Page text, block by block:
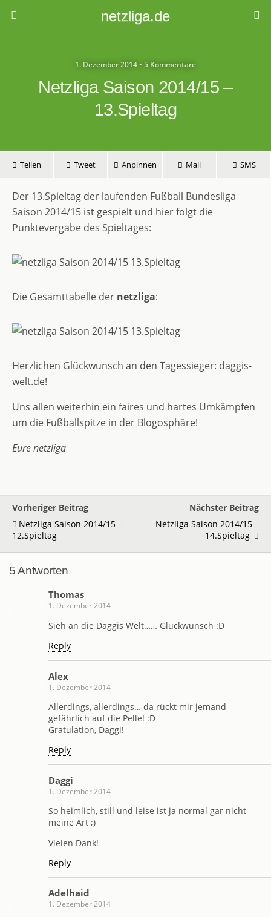
netzliga.de
1. Dezember 2014 • 5 Kommentare
Netzliga Saison 2014/15 –
13.Spieltag
Teilen Tweet Anpinnen Mail SMS
Der 13.Spieltag der laufenden Fußball Bundesliga
Saison 2014/15 ist gespielt und hier folgt die
Punktevergabe des Spieltages:
Die Gesamttabelle der netzliga:
Herzlichen Glückwunsch an den Tagessieger: daggis-
welt.de!
Uns allen weiterhin ein faires und hartes Umkämpfen
um die Fußballspitze in der Blogosphäre!
Eure netzliga
Vorheriger Beitrag
Netzliga Saison 2014/15 –
12.Spieltag
Nächster Beitrag
Netzliga Saison 2014/15 –
14.Spieltag
5 Antworten
Thomas
1. Dezember 2014
Sieh an die Daggis Welt…… Glückwunsch :D
Reply
Alex
1. Dezember 2014
Allerdings, allerdings… da rückt mir jemand
gefährlich auf die Pelle! :D
Gratulation, Daggi!
Reply
Daggi
1. Dezember 2014
So heimlich, still und leise ist ja normal gar nicht
meine Art ;)
Vielen Dank!
Reply
Adelhaid
1. Dezember 2014